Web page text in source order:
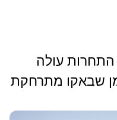
התחרות עולה
שבאקו מתרחקת